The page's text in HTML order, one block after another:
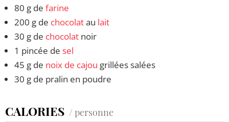
80 g de farine
200 g de chocolatau lait
30 g de chocolat noir
1 pincée de sel
45 g de noix de cajou grillées salées
30 g de pralin en poudre
CALORIES / personne